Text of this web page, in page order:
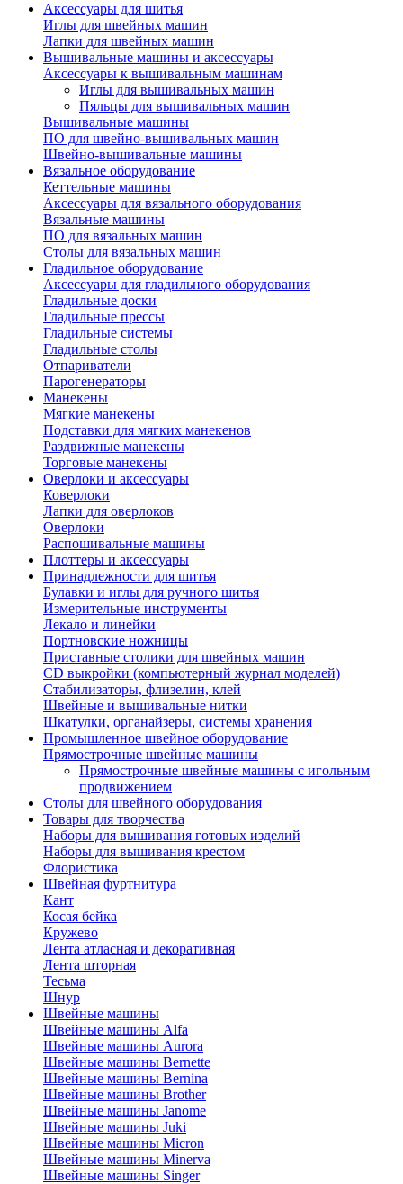
Аксессуары для шитья
Иглы для швейных машин
Лапки для швейных машин
Вышивальные машины и аксессуары
Аксессуары к вышивальным машинам
Иглы для вышивальных машин
Пяльцы для вышивальных машин
Вышивальные машины
ПО для швейно-вышивальных машин
Швейно-вышивальные машины
Вязальное оборудование
Кеттельные машины
Аксессуары для вязального оборудования
Вязальные машины
ПО для вязальных машин
Столы для вязальных машин
Гладильное оборудование
Аксессуары для гладильного оборудования
Гладильные доски
Гладильные прессы
Гладильные системы
Гладильные столы
Отпариватели
Парогенераторы
Манекены
Мягкие манекены
Подставки для мягких манекенов
Раздвижные манекены
Торговые манекены
Оверлоки и аксессуары
Коверлоки
Лапки для оверлоков
Оверлоки
Распошивальные машины
Плоттеры и аксессуары
Принадлежности для шитья
Булавки и иглы для ручного шитья
Измерительные инструменты
Лекало и линейки
Портновские ножницы
Приставные столики для швейных машин
СD выкройки (компьютерный журнал моделей)
Стабилизаторы, флизелин, клей
Швейные и вышивальные нитки
Шкатулки, органайзеры, системы хранения
Промышленное швейное оборудование
Прямострочные швейные машины
Прямострочные швейные машины с игольным
продвижением
Столы для швейного оборудования
Товары для творчества
Наборы для вышивания готовых изделий
Наборы для вышивания крестом
Флористика
Швейная фуртнитура
Кант
Косая бейка
Кружево
Лента aтласная и декоративная
Лента шторная
Тесьма
Шнур
Швейные машины
Швейные машины Alfa
Швейные машины Aurora
Швейные машины Bernette
Швейные машины Bernina
Швейные машины Brother
Швейные машины Janome
Швейные машины Juki
Швейные машины Micron
Швейные машины Minerva
Швейные машины Singer